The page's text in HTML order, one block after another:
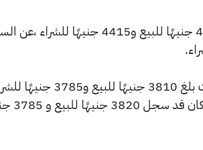
كما شهد سعر عيار 14 تراجعًا بقيمة 0 جنيهًا ليبلغ 4445 جنيهًا للبيع و4415 جنيهًا
وشهد سعر عيار 12 انخفاضًا بالسوق المصري الآن، حيث بلغ 3810 جنيهًا للبيع
منخفضًا بمقدار 0 جنيهات